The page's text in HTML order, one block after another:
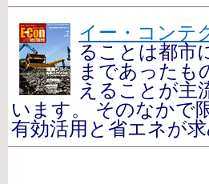
イー・コンテ
ることは都市
まであったも
えることが主
います。 そのなかで
有効活用と省エネが